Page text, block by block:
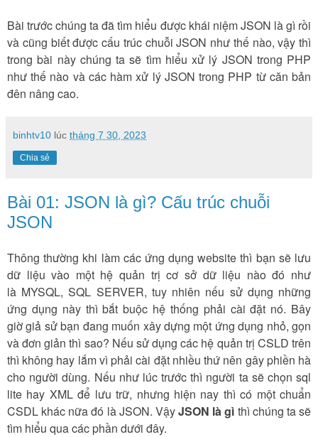
Bài trước chúng ta đã tìm hiểu được khái niệm JSON là gì rồi
và cũng biết được cấu trúc chuỗi JSON như thế nào, vậy thì
trong bài này chúng ta sẽ tìm hiểu xử lý JSON trong PHP
như thế nào và các hàm xử lý JSON trong PHP từ căn bản
đên nâng cao.
binhtv10 lúc tháng 7 30, 2023
Chia sẻ
Bài 01: JSON là gì? Cấu trúc chuỗi
JSON
Thông thường khi làm các ứng dụng website thì bạn sẽ lưu
dữ liệu vào một hệ quản trị cơ sở dữ liệu nào đó như
là MYSQL, SQL SERVER, tuy nhiên nếu sử dụng những
ứng dụng này thì bắt buộc hệ thống phải cài đặt nó. Bây
giờ giả sử bạn đang muốn xây dựng một ứng dụng nhỏ, gọn
và đơn giản thì sao? Nếu sử dụng các hệ quản trị CSLD trên
thì không hay lắm vì phải cài đặt nhiều thứ nên gây phiền hà
cho người dùng. Nếu như lúc trước thì người ta sẽ chọn sql
lite hay XML để lưu trữ, nhưng hiện nay thì có một chuẩn
CSDL khác nữa đó là JSON. VậyJSON là gì thì chúng ta sẽ
tìm hiểu qua các phần dưới đây.